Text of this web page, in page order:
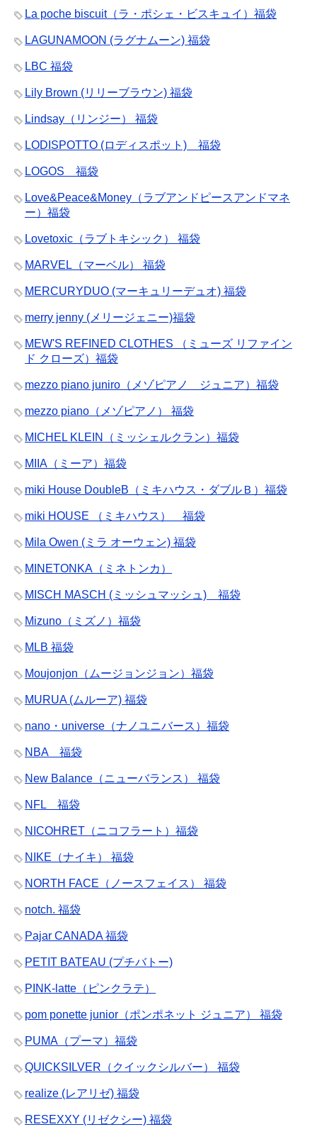
La poche biscuit（ラ・ポシェ・ビスキュイ）福袋
LAGUNAMOON (ラグナムーン) 福袋
LBC 福袋
Lily Brown (リリーブラウン) 福袋
Lindsay（リンジー） 福袋
LODISPOTTO (ロディスポット) 福袋
LOGOS 福袋
Love&Peace&Money（ラブアンドピースアンドマネ
ー）福袋
Lovetoxic（ラブトキシック） 福袋
MARVEL（マーベル） 福袋
MERCURYDUO (マーキュリーデュオ) 福袋
merry jenny (メリージェニー)福袋
MEW'S REFINED CLOTHES （ミューズ リファイン
ド クローズ）福袋
mezzo piano juniro（メゾピアノ ジュニア）福袋
mezzo piano（メゾピアノ） 福袋
MICHEL KLEIN（ミッシェルクラン）福袋
MIIA（ミーア）福袋
miki House DoubleB（ミキハウス・ダブルＢ）福袋
miki HOUSE （ミキハウス） 福袋
Mila Owen (ミラ オーウェン) 福袋
MINETONKA（ミネトンカ）
MISCH MASCH (ミッシュマッシュ) 福袋
Mizuno（ミズノ）福袋
MLB 福袋
Moujonjon（ムージョンジョン）福袋
MURUA (ムルーア) 福袋
nano・universe（ナノユニバース）福袋
NBA 福袋
New Balance（ニューバランス） 福袋
NFL 福袋
NICOHRET（ニコフラート）福袋
NIKE（ナイキ） 福袋
NORTH FACE（ノースフェイス） 福袋
notch. 福袋
Pajar CANADA 福袋
PETIT BATEAU (プチバトー)
PINK-latte（ピンクラテ）
pom ponette junior（ポンポネット ジュニア） 福袋
PUMA（プーマ）福袋
QUICKSILVER（クイックシルバー） 福袋
realize (レアリゼ) 福袋
RESEXXY (リゼクシー) 福袋